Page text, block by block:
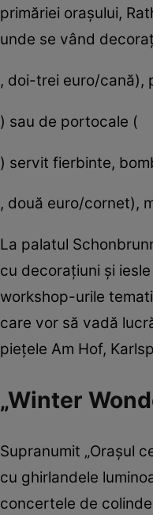
primăriei oraşului,
unde se vând
, doi-trei euro/cană),
) sau de portocale (
) servit fierbinte,
, două euro/cornet),
La palatul
cu decoraţiuni şi
workshop-urile
care vor să vadă
pieţele Am Hof,
„Winter
Supranumit „Oraşul
cu ghirlandele
concertele de